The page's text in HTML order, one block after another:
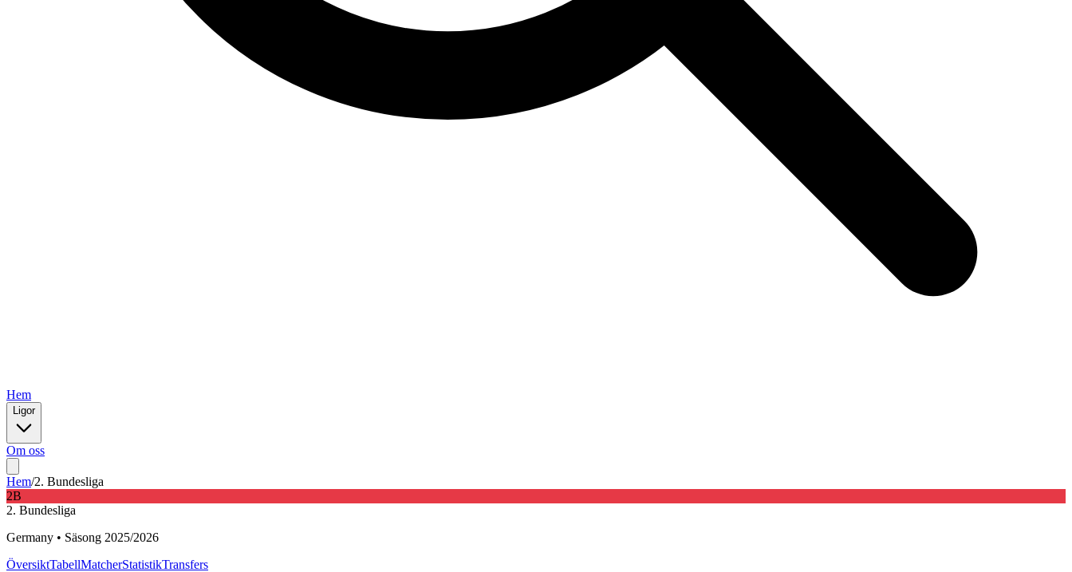
Hem
Ligor
Om oss
Hem/2. Bundesliga
2B
2. Bundesliga
Germany • Säsong 2025/2026
ÖversiktTabellMatcherStatistikTransfers